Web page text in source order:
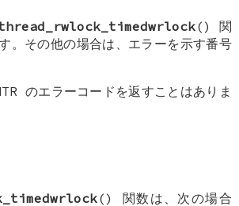
() 関
。その他の場合は、エラーを示す番号
のエラーコードを返すことはありま
() 関数は、次の場合